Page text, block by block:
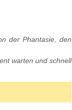
der Phantasie, den
warten und schnell